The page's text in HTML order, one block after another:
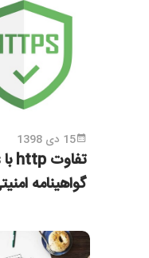
15 دی 1398
گواهینامه